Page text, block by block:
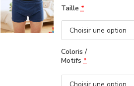
Taille*
Coloris /
Motifs*